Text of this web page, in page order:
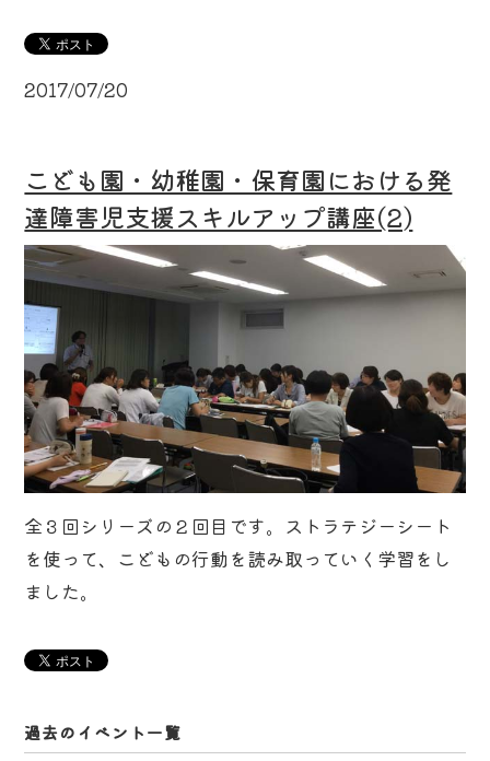
2017/07/20
こども園・幼稚園・保育園における発
達障害児支援スキルアップ講座(2)
全３回シリーズの２回目です。ストラテジーシート
を使って、こどもの行動を読み取っていく学習をし
ました。
過去のイベント一覧